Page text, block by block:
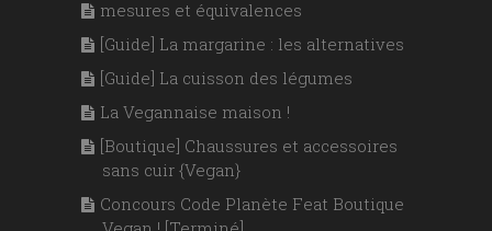
mesures et équivalences
[Guide] La margarine : les alternatives
[Guide] La cuisson des légumes
La Vegannaise maison !
[Boutique] Chaussures et accessoires
sans cuir {Vegan}
Concours Code Planète Feat Boutique